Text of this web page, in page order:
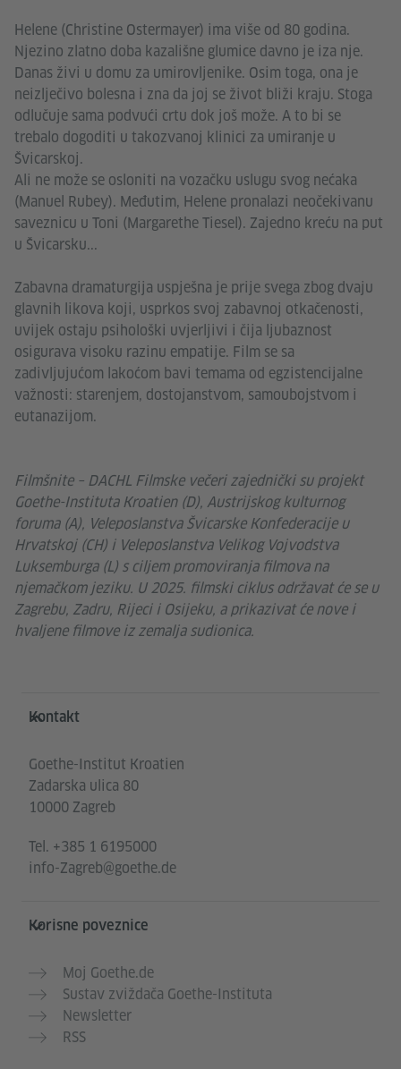
Helene (Christine Ostermayer) ima više od 80 godina.
Njezino zlatno doba kazališne glumice davno je iza nje.
Danas živi u domu za umirovljenike. Osim toga, ona je
neizlječivo bolesna i zna da joj se život bliži kraju. Stoga
odlučuje sama podvući crtu dok još može. A to bi se
trebalo dogoditi u takozvanoj klinici za umiranje u
Švicarskoj.
Ali ne može se osloniti na vozačku uslugu svog nećaka
(Manuel Rubey). Međutim, Helene pronalazi neočekivanu
saveznicu u Toni (Margarethe Tiesel). Zajedno kreću na put
u Švicarsku...
Zabavna dramaturgija uspješna je prije svega zbog dvaju
glavnih likova koji, usprkos svoj zabavnoj otkačenosti,
uvijek ostaju psihološki uvjerljivi i čija ljubaznost
osigurava visoku razinu empatije. Film se sa
zadivljujućom lakoćom bavi temama od egzistencijalne
važnosti: starenjem, dostojanstvom, samoubojstvom i
eutanazijom.
Filmšnite – DACHL Filmske večeri zajednički su projekt
Goethe-Instituta Kroatien (D), Austrijskog kulturnog
foruma (A), Veleposlanstva Švicarske Konfederacije u
Hrvatskoj (CH) i Veleposlanstva Velikog Vojvodstva
Luksemburga (L) s ciljem promoviranja filmova na
njemačkom jeziku. U 2025. filmski ciklus održavat će se u
Zagrebu, Zadru, Rijeci i Osijeku, a prikazivat će nove i
hvaljene filmove iz zemalja sudionica.
Service- und Informationsbereich
Kontakt
Goethe-Institut Kroatien
Zadarska ulica 80
10000 Zagreb
Tel. +385 1 6195000
info-Zagreb@goethe.de
Korisne poveznice
Moj Goethe.de
Sustav zviždača Goethe-Instituta
Newsletter
RSS